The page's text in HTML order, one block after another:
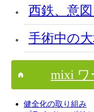
西鉄、意
手術中の
mixi
健全化の取り組み